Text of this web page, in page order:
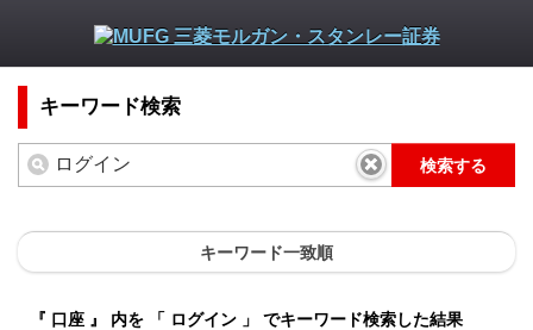
キーワード検索
検索する
キーワード一致順
『 口座 』 内を 「 ログイン 」 でキーワード検索した結果